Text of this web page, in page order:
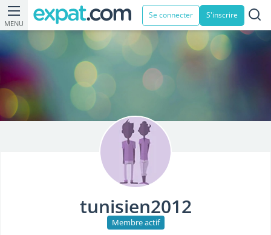
MENU
Se connecter S'inscrire
tunisien2012
Membre actif